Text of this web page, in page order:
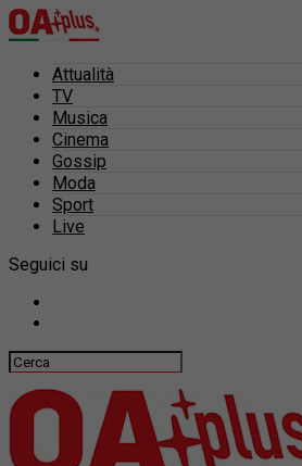
Attualità
TV
Musica
Cinema
Gossip
Moda
Sport
Live
Seguici su